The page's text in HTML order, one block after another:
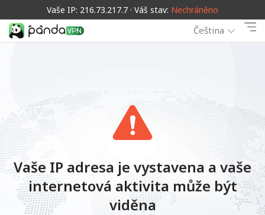
Vaše IP: 216.73.217.7 · Váš stav: Nechráněno
Čeština
Vaše IP adresa je vystavena a vaše
internetová aktivita může být
viděna